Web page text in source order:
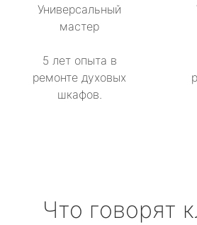
Универсальный
мастер
5 лет опыта в
ремонте духовых
шкафов.
Что говорят